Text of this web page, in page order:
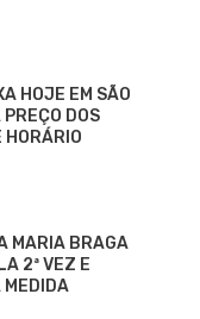
HOJE EM SÃO
DOS
HORÁRIO
MARIA BRAGA
2ª VEZ E
MEDIDA